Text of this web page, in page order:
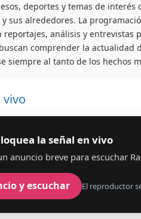
deportes y temas de
sus alrededores. La
reportajes, análisis y entrevistas
comprender la actualidad
siempre al tanto de los hechos
vivo
la señal en vivo
anuncio breve para escuchar
y escuchar El reproductor